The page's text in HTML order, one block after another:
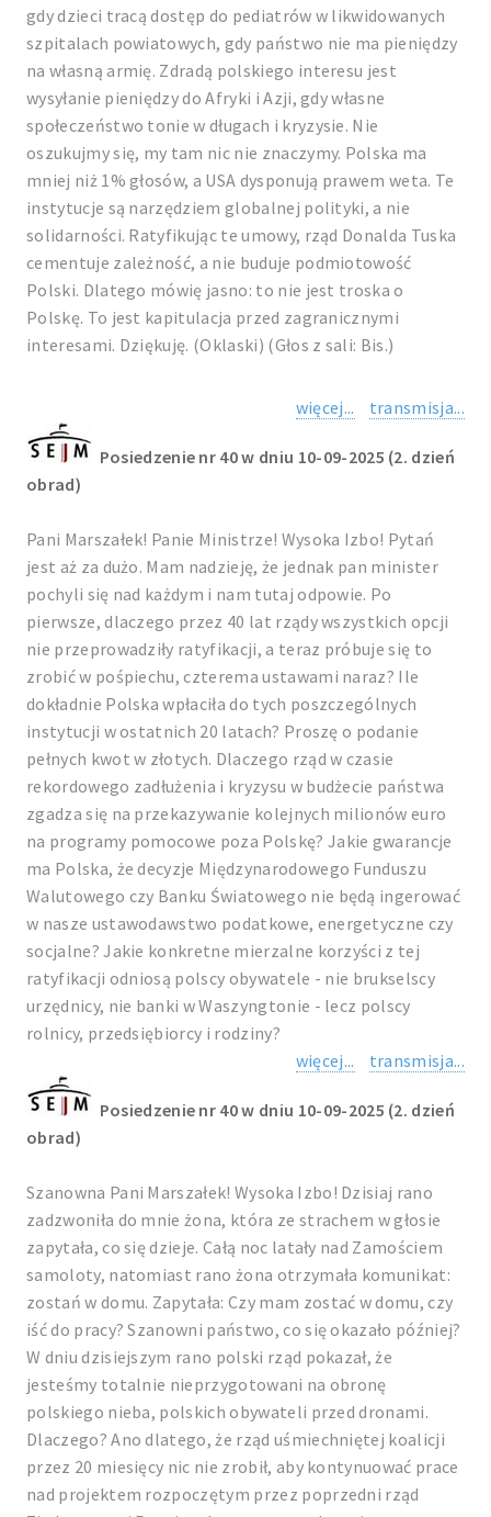
gdy dzieci tracą dostęp do pediatrów w likwidowanych
szpitalach powiatowych, gdy państwo nie ma pieniędzy
na własną armię. Zdradą polskiego interesu jest
wysyłanie pieniędzy do Afryki i Azji, gdy własne
społeczeństwo tonie w długach i kryzysie. Nie
oszukujmy się, my tam nic nie znaczymy. Polska ma
mniej niż 1% głosów, a USA dysponują prawem weta. Te
instytucje są narzędziem globalnej polityki, a nie
solidarności. Ratyfikując te umowy, rząd Donalda Tuska
cementuje zależność, a nie buduje podmiotowość
Polski. Dlatego mówię jasno: to nie jest troska o
Polskę. To jest kapitulacja przed zagranicznymi
interesami. Dziękuję. (Oklaski) (Głos z sali: Bis.)
więcej... transmisja...
Posiedzenie nr 40 w dniu 10-09-2025 (2. dzień
obrad)
Pani Marszałek! Panie Ministrze! Wysoka Izbo! Pytań
jest aż za dużo. Mam nadzieję, że jednak pan minister
pochyli się nad każdym i nam tutaj odpowie. Po
pierwsze, dlaczego przez 40 lat rządy wszystkich opcji
nie przeprowadziły ratyfikacji, a teraz próbuje się to
zrobić w pośpiechu, czterema ustawami naraz? Ile
dokładnie Polska wpłaciła do tych poszczególnych
instytucji w ostatnich 20 latach? Proszę o podanie
pełnych kwot w złotych. Dlaczego rząd w czasie
rekordowego zadłużenia i kryzysu w budżecie państwa
zgadza się na przekazywanie kolejnych milionów euro
na programy pomocowe poza Polskę? Jakie gwarancje
ma Polska, że decyzje Międzynarodowego Funduszu
Walutowego czy Banku Światowego nie będą ingerować
w nasze ustawodawstwo podatkowe, energetyczne czy
socjalne? Jakie konkretne mierzalne korzyści z tej
ratyfikacji odniosą polscy obywatele - nie brukselscy
urzędnicy, nie banki w Waszyngtonie - lecz polscy
rolnicy, przedsiębiorcy i rodziny?
więcej...
transmisja...
Posiedzenie nr 40 w dniu 10-09-2025 (2. dzień
obrad)
Szanowna Pani Marszałek! Wysoka Izbo! Dzisiaj rano
zadzwoniła do mnie żona, która ze strachem w głosie
zapytała, co się dzieje. Całą noc latały nad Zamościem
samoloty, natomiast rano żona otrzymała komunikat:
zostań w domu. Zapytała: Czy mam zostać w domu, czy
iść do pracy? Szanowni państwo, co się okazało później?
W dniu dzisiejszym rano polski rząd pokazał, że
jesteśmy totalnie nieprzygotowani na obronę
polskiego nieba, polskich obywateli przed dronami.
Dlaczego? Ano dlatego, że rząd uśmiechniętej koalicji
przez 20 miesięcy nic nie zrobił, aby kontynuować prace
nad projektem rozpoczętym przez poprzedni rząd